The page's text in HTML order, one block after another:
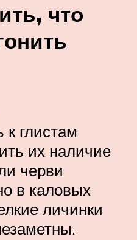
что
к глистам
их наличие
черви
в каловых
личинки